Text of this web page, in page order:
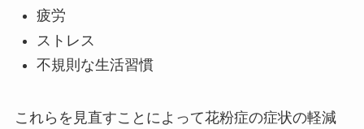
疲労
ストレス
不規則な生活習慣
これらを見直すことによって花粉症の症状の軽減